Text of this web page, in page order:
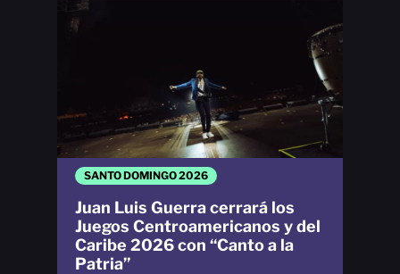
SANTO DOMINGO 2026
Juan Luis Guerra cerrará los
Juegos Centroamericanos y del
Caribe 2026 con “Canto a la
Patria”